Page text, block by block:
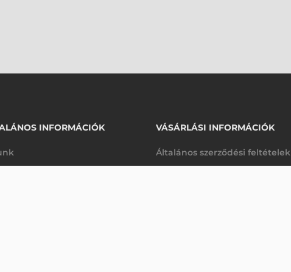
INFORMÁCIÓK VÁSÁRLÁSI INFORMÁCIÓK
Általános szerződési feltételek